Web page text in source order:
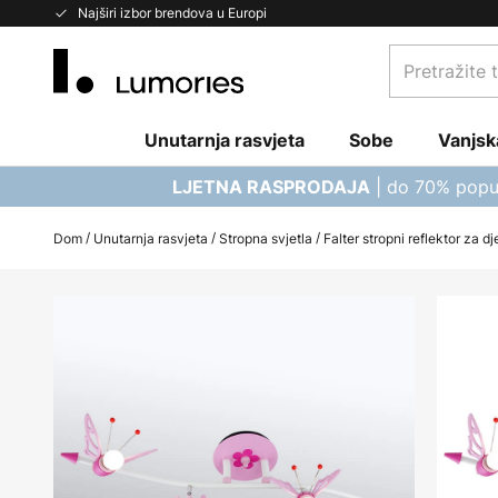
Najširi izbor brendova u Europi
Skip
Pretražite
trgovinu...
Unutarnja rasvjeta Sobe
LJETNA RASPRODAJA | do 70%
Dom Unutarnja rasvjeta Stropna svjetla Falter stropni reflektor za
the
images